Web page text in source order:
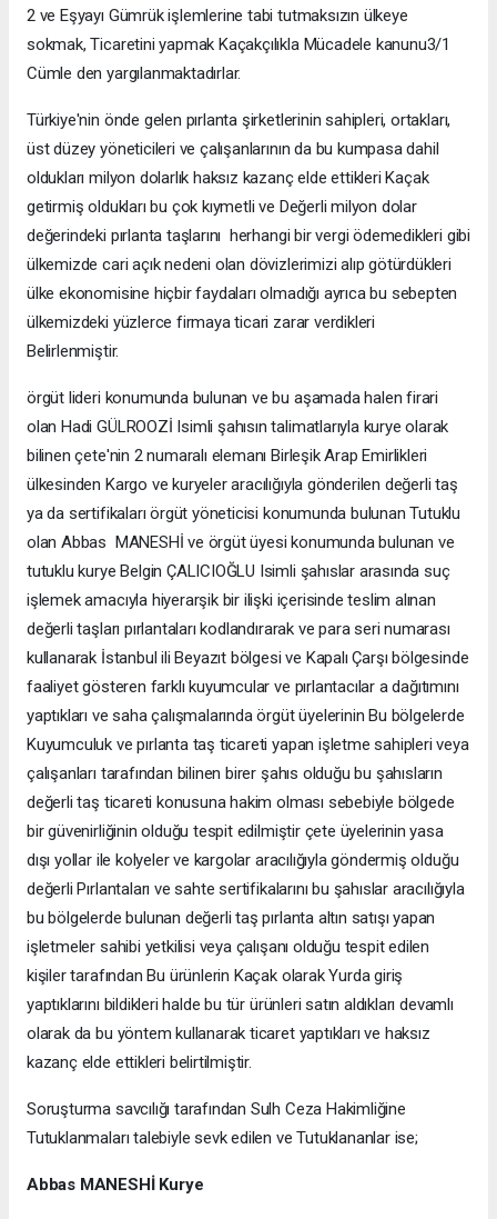
2 ve Eşyayı Gümrük işlemlerine tabi tutmaksızın ülkeye
sokmak, Ticaretini yapmak Kaçakçılıkla Mücadele kanunu3/1
Cümle den yargılanmaktadırlar.
Türkiye'nin önde gelen pırlanta şirketlerinin sahipleri, ortakları,
üst düzey yöneticileri ve çalışanlarının da bu kumpasa dahil
oldukları milyon dolarlık haksız kazanç elde ettikleri Kaçak
getirmiş oldukları bu çok kıymetli ve Değerli milyon dolar
değerindeki pırlanta taşlarını herhangi bir vergi ödemedikleri gibi
ülkemizde cari açık nedeni olan dövizlerimizi alıp götürdükleri
ülke ekonomisine hiçbir faydaları olmadığı ayrıca bu sebepten
ülkemizdeki yüzlerce firmaya ticari zarar verdikleri
Belirlenmiştir.
örgüt lideri konumunda bulunan ve bu aşamada halen firari
olan Hadi GÜLROOZİ Isimli şahısın talimatlarıyla kurye olarak
bilinen çete'nin 2 numaralı elemanı Birleşik Arap Emirlikleri
ülkesinden Kargo ve kuryeler aracılığıyla gönderilen değerli taş
ya da sertifikaları örgüt yöneticisi konumunda bulunan Tutuklu
olan Abbas MANESHİ ve örgüt üyesi konumunda bulunan ve
tutuklu kurye Belgin ÇALICIOĞLU Isimli şahıslar arasında suç
işlemek amacıyla hiyerarşik bir ilişki içerisinde teslim alınan
değerli taşları pırlantaları kodlandırarak ve para seri numarası
kullanarak İstanbul ili Beyazıt bölgesi ve Kapalı Çarşı bölgesinde
faaliyet gösteren farklı kuyumcular ve pırlantacılar a dağıtımını
yaptıkları ve saha çalışmalarında örgüt üyelerinin Bu bölgelerde
Kuyumculuk ve pırlanta taş ticareti yapan işletme sahipleri veya
çalışanları tarafından bilinen birer şahıs olduğu bu şahısların
değerli taş ticareti konusuna hakim olması sebebiyle bölgede
bir güvenirliğinin olduğu tespit edilmiştir çete üyelerinin yasa
dışı yollar ile kolyeler ve kargolar aracılığıyla göndermiş olduğu
değerli Pırlantaları ve sahte sertifikalarını bu şahıslar aracılığıyla
bu bölgelerde bulunan değerli taş pırlanta altın satışı yapan
işletmeler sahibi yetkilisi veya çalışanı olduğu tespit edilen
kişiler tarafından Bu ürünlerin Kaçak olarak Yurda giriş
yaptıklarını bildikleri halde bu tür ürünleri satın aldıkları devamlı
olarak da bu yöntem kullanarak ticaret yaptıkları ve haksız
kazanç elde ettikleri belirtilmiştir.
Soruşturma savcılığı tarafından Sulh Ceza Hakimliğine
Tutuklanmaları talebiyle sevk edilen ve Tutuklananlar ise;
Abbas MANESHİ Kurye